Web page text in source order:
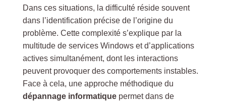
Dans ces situations, la difficulté réside souvent
dans l’identification précise de l’origine du
problème. Cette complexité s’explique par la
multitude de services Windows et d’applications
actives simultanément, dont les interactions
peuvent provoquer des comportements instables.
Face à cela, une approche méthodique du
dépannage informatiquepermet dans de